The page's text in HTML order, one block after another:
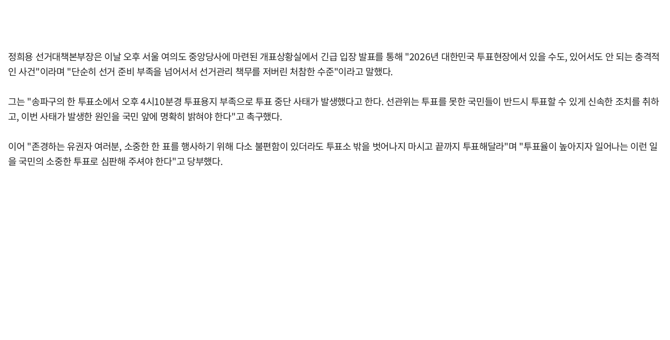
정희용 선거대책본부장은 이날 오후 서울 여의도 중앙당사에 마련된 개표상황실에서 긴급 입장 발표를 통해 "2026년 대한민국 투표현장에서 있을 수도, 있어서도 안 되는 충격적
인 사건"이라며 "단순히 선거 준비 부족을 넘어서서 선거관리 책무를 저버린 처참한 수준"이라고 말했다.
그는 "송파구의 한 투표소에서 오후 4시10분경 투표용지 부족으로 투표 중단 사태가 발생했다고 한다. 선관위는 투표를 못한 국민들이 반드시 투표할 수 있게 신속한 조치를 취하
고, 이번 사태가 발생한 원인을 국민 앞에 명확히 밝혀야 한다"고 촉구했다.
이어 "존경하는 유권자 여러분, 소중한 한 표를 행사하기 위해 다소 불편함이 있더라도 투표소 밖을 벗어나지 마시고 끝까지 투표해달라"며 "투표율이 높아지자 일어나는 이런 일
을 국민의 소중한 투표로 심판해 주셔야 한다"고 당부했다.